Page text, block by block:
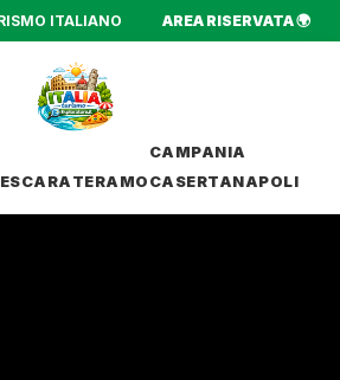
ITALIANO AREA RISERVATA 🌍
TERAMO
CAMPANIA
CASERTANAPOLI